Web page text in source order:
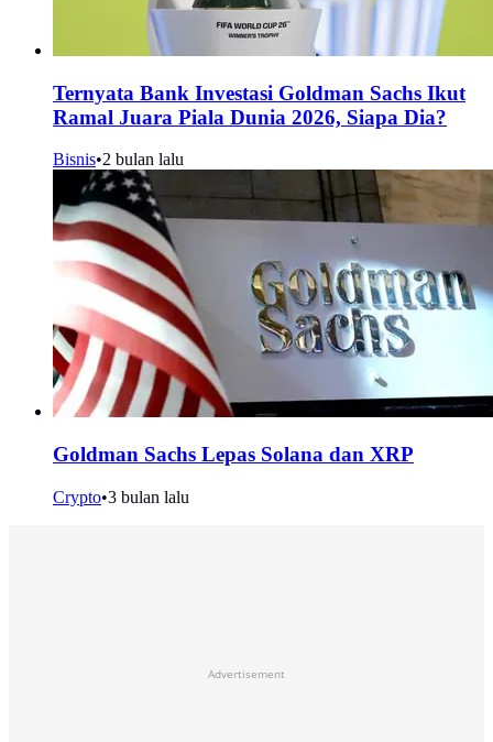
Ternyata Bank Investasi Goldman Sachs Ikut
Ramal Juara Piala Dunia 2026, Siapa Dia?
Bisnis•2 bulan lalu
Goldman Sachs Lepas Solana dan XRP
Crypto•3 bulan lalu
Advertisement